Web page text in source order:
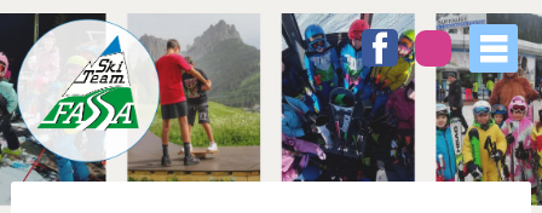
degli
argomenti
delle
notizie:
5XMILLE